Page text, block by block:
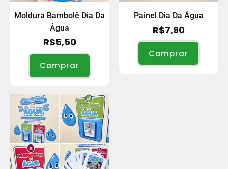
Moldura Bambolê Dia Da
Água
R$5,50
Comprar
Painel Dia Da Água
R$7,90
Comprar